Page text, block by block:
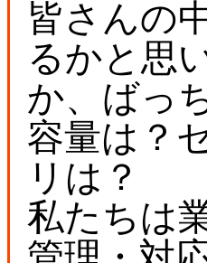
皆さんの
るかと思
か、ばっ
容量は？
リは？
私たちは